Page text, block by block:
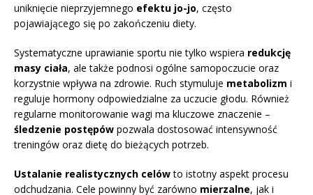
uniknięcie nieprzyjemnego efektu jo-jo, często
pojawiającego się po zakończeniu diety.
Systematyczne uprawianie sportu nie tylko wspiera redukcję
masy ciała, ale także podnosi ogólne samopoczucie oraz
korzystnie wpływa na zdrowie. Ruch stymuluje metabolizm i
reguluje hormony odpowiedzialne za uczucie głodu. Również
regularne monitorowanie wagi ma kluczowe znaczenie –
śledzenie postępów pozwala dostosować intensywność
treningów oraz dietę do bieżących potrzeb.
Ustalanie realistycznych celówto istotny aspekt procesu
odchudzania. Cele powinny być zarówno mierzalne, jak i